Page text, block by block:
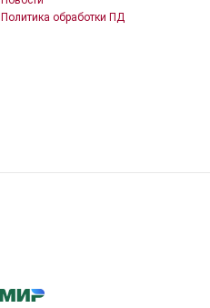
Политика обработки ПД